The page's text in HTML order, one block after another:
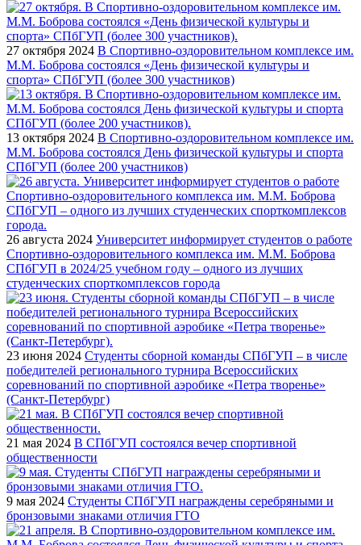
27 октября 2024 В Спортивно-оздоровительном комплексе им.
М.М. Боброва состоялся «День физической культуры и
спорта» СПбГУП (более 300 участников)
13 октября 2024 В Спортивно-оздоровительном комплексе им.
М.М. Боброва состоялся День физической культуры и спорта
СПбГУП (более 200 участников)
26 августа 2024 Университет информирует студентов о работе
Спортивно-оздоровительного комплекса им. М.М. Боброва
СПбГУП в 2024/25 учебном году – одного из лучших
студенческих спорткомплексов города
23 июня 2024 Студенты сборной команды СПбГУП – в числе
победителей регионального турнира Всероссийских
соревнований по спортивной аэробике «Петра творенье»
(Санкт-Петербург)
21 мая 2024 В СПбГУП состоялся вечер спортивной
общественности
9 мая 2024 Студенты СПбГУП награждены серебряными и
бронзовыми знаками отличия ГТО